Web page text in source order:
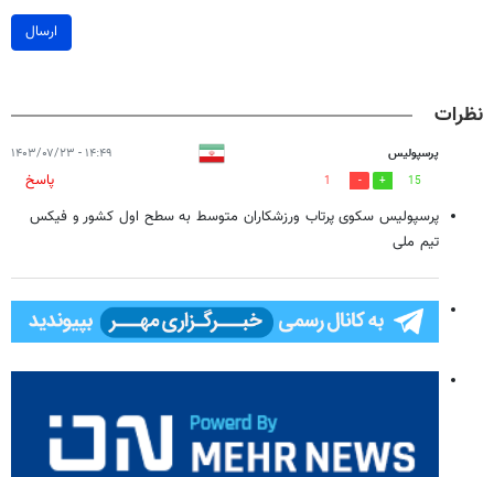
ارسال
نظرات
پرسپولیس ۱۴:۴۹ - ۱۴۰۳/۰۷/۲۳
15
1
پاسخ
پرسپولیس سکوی پرتاب ورزشکاران متوسط به سطح اول کشور و فیکس
تیم ملی